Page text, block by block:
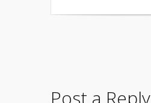
Post a Reply